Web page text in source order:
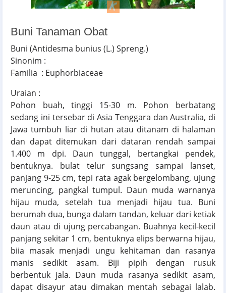
Buni Tanaman Obat
Buni (Antidesma bunius (L.) Spreng.)
Sinonim :
Familia : Euphorbiaceae
Uraian :
Pohon buah, tinggi 15-30 m. Pohon berbatang
sedang ini tersebar di Asia Tenggara dan Australia, di
Jawa tumbuh liar di hutan atau ditanam di halaman
dan dapat ditemukan dari dataran rendah sampai
1.400 m dpi. Daun tunggal, bertangkai pendek,
bentuknya. bulat telur sungsang sampai lanset,
panjang 9-25 cm, tepi rata agak bergelombang, ujung
meruncing, pangkal tumpul. Daun muda warnanya
hijau muda, setelah tua menjadi hijau tua. Buni
berumah dua, bunga dalam tandan, keluar dari ketiak
daun atau di ujung percabangan. Buahnya kecil-kecil
panjang sekitar 1 cm, bentuknya elips berwarna hijau,
biia masak menjadi ungu kehitaman dan rasanya
manis sedikit asam. Biji pipih dengan rusuk
berbentuk jala. Daun muda rasanya sedikit asam,
dapat disayur atau dimakan mentah sebagai lalab.